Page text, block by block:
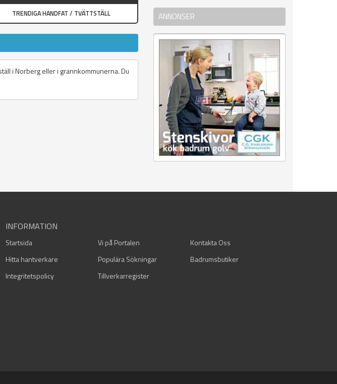
TRENDIGA HANDFAT / TVÄTTSTÄLL
i Norberg eller i grannkommunerna. Du
ANNONSER
INFORMATION
Startsida Vi på Portalen
Kontakta Oss
Hitta hantverkare
Populära Sökningar
Badrumsbutiker
Integritetspolicy
Tillverkarregister